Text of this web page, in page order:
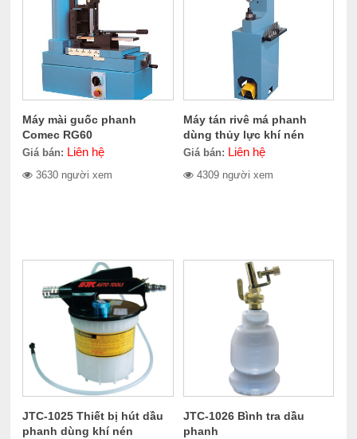
Máy mài guốc phanh
Comec RG60
Giá bán: Liên hệ
3630 người xem
Máy tán rivê má phanh
dùng thủy lực khí nén
Comec CC300
Giá bán: Liên hệ
4309 người xem
JTC-1025 Thiết bị hút dầu
phanh dùng khí nén
JTC-1026 Bình tra dầu
phanh